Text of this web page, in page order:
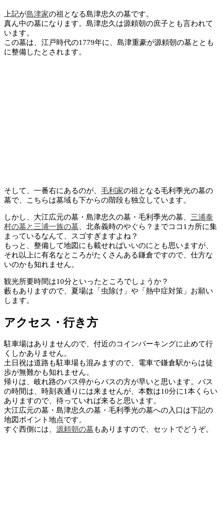
上記が島津家の祖となる島津忠久の墓です。
真ん中の墓になります。島津忠久は源頼朝の庶子とも言われて
います。
この墓は、江戸時代の1779年に、島津重豪が源頼朝の墓ととも
に整備したとされます。
そして、一番右にあるのが、 毛利家の祖となる毛利季光の墓の
墓で、こちらは墓域も下からの階段も独立しています。
しかし、大江広元の墓・島津忠久の墓・毛利季光の墓、 三浦泰
村の墓と三浦一族の墓 、北条義時のやぐら？までココ1カ所に集
まっているなんて、スゴすぎますよね？
もっと、整備して地図にも載せればいいのにとも思いますが、
それ以上に有名なところがたくさんある鎌倉ですので、仕方な
いのかも知れません。
観光所要時間は10分といったところでしょうか？
藪もありますので、夏場は「虫除け」や「熱中症対策」お願い
します。
アクセス・行き方
駐車場はありませんので、付近のコインパーキングに止めて行
くしかありません。
土日祝は道路も駐車場も混みますので、電車で鎌倉駅からは徒
歩が無難かも知れません。
帰りは、岐れ路のバス停からバスの方が早いと思います。バス
の時間は、時刻表通りには来ませんが、本数は10分に1本くらい
ありますので、待っていれば来ると思います。
大江広元の墓・島津忠久の墓・毛利季光の墓への入口は下記の
地図ポイント地点です。
すぐ西側には、 源頼朝の墓もありますので、セットでどうぞ。